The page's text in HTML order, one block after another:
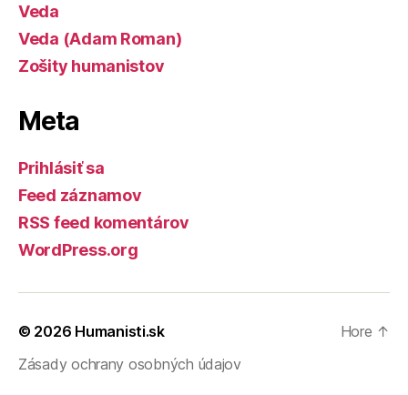
Veda
Veda (Adam Roman)
Zošity humanistov
Meta
Prihlásiť sa
Feed záznamov
RSS feed komentárov
WordPress.org
© 2026 Humanisti.sk
Zásady ochrany osobných údajov
Hore ↑